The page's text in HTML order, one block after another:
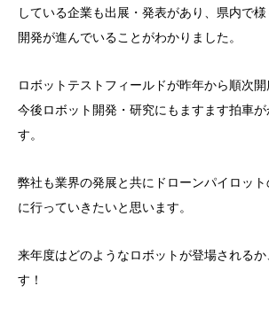
している企業も出展・発表があり、県内で
開発が進んでいることがわかりました。
ロボットテストフィールドが昨年から順次開
今後ロボット開発・研究にもますます拍車
す。
弊社も業界の発展と共にドローンパイロッ
に行っていきたいと思います。
来年度はどのようなロボットが登場される
す！